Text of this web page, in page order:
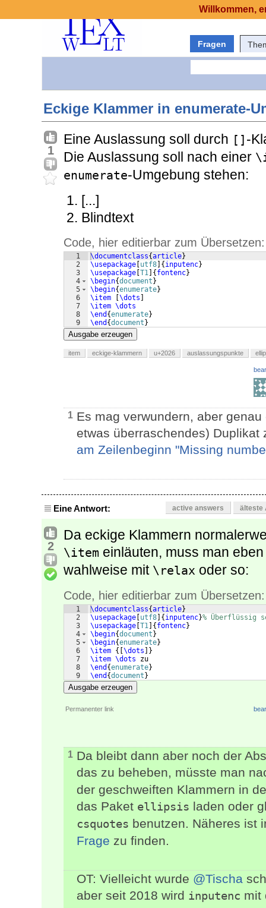
Fragen
Eckige Klammer in enumerate-
1
Eine Auslassung soll durch [] -
Die Auslassung soll nach einer
enumerate-Umgebung stehen:
[...]
Blindtext
Code, hier editierbar zum Übersetzen:
1
2
3
4
5
6
7
8
9
\documentclass{article}
\usepackage utf8 { inputenc}
\usepackage T1 { fontenc}
\begin{document }
\begin{enumerate}
\item
\dots
\item \dots
\end {enumerate}
\end {document }
Ausgabe erzeugen
item eckige-klammern u+2026 auslassungspunkte
1 Es mag verwundern, aber
etwas überraschendes) Duplikat
am Zeilenbeginn "Missing
Eine Antwort: active answers älteste
2
Da eckige Klammern
\item einläuten, muss man
wahlweise mit \relax oder so:
Code, hier editierbar zum Übersetzen:
1
2
3
4
5
6
7
8
9
\documentclass{article}
\usepackage utf8 { inputenc}% Überflüssig
\usepackage T1 { fontenc}
\begin{document }
\begin{enumerate}
\item {[ \dots ]}
\item \dots zu
\end {enumerate}
\end {document }
Ausgabe erzeugen
Permanenter link
1 Da bleibt dann aber noch der
das zu beheben, müsste man
der geschweiften Klammern in
das Paket ellipsis laden oder
csquotes benutzen. Näheres ist
Frage zu finden.
OT: Vielleicht wurde @Tischa
aber seit 2018 wird inputenc mit
Willkommen,